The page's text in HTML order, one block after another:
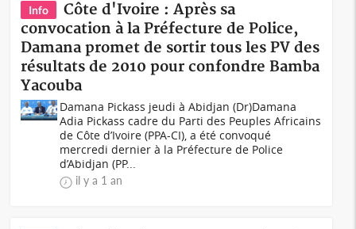
Info
Côte d'Ivoire : Après sa
convocation à la Préfecture de Police,
Damana promet de sortir tous les PV des
résultats de 2010 pour confondre Bamba
Yacouba
Damana Pickass jeudi à Abidjan (Dr)Damana
Adia Pickass cadre du Parti des Peuples Africains
de Côte d’Ivoire (PPA-CI), a été convoqué
mercredi dernier à la Préfecture de Police
d’Abidjan (PP...
il y a 1 an